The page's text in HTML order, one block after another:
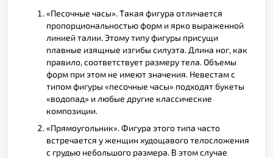
«Песочные часы». Такая фигура отличается
пропорциональностью форм и ярко выраженной
линией талии. Этому типу фигуры присущи
плавные изящные изгибы силуэта. Длина ног, как
правило, соответствует размеру тела. Объемы
форм при этом не имеют значения. Невестам с
типом фигуры «песочные часы» подходят букеты
«водопад» и любые другие классические
композиции.
«Прямоугольник». Фигура этого типа часто
встречается у женщин худощавого телосложения
с грудью небольшого размера. В этом случае